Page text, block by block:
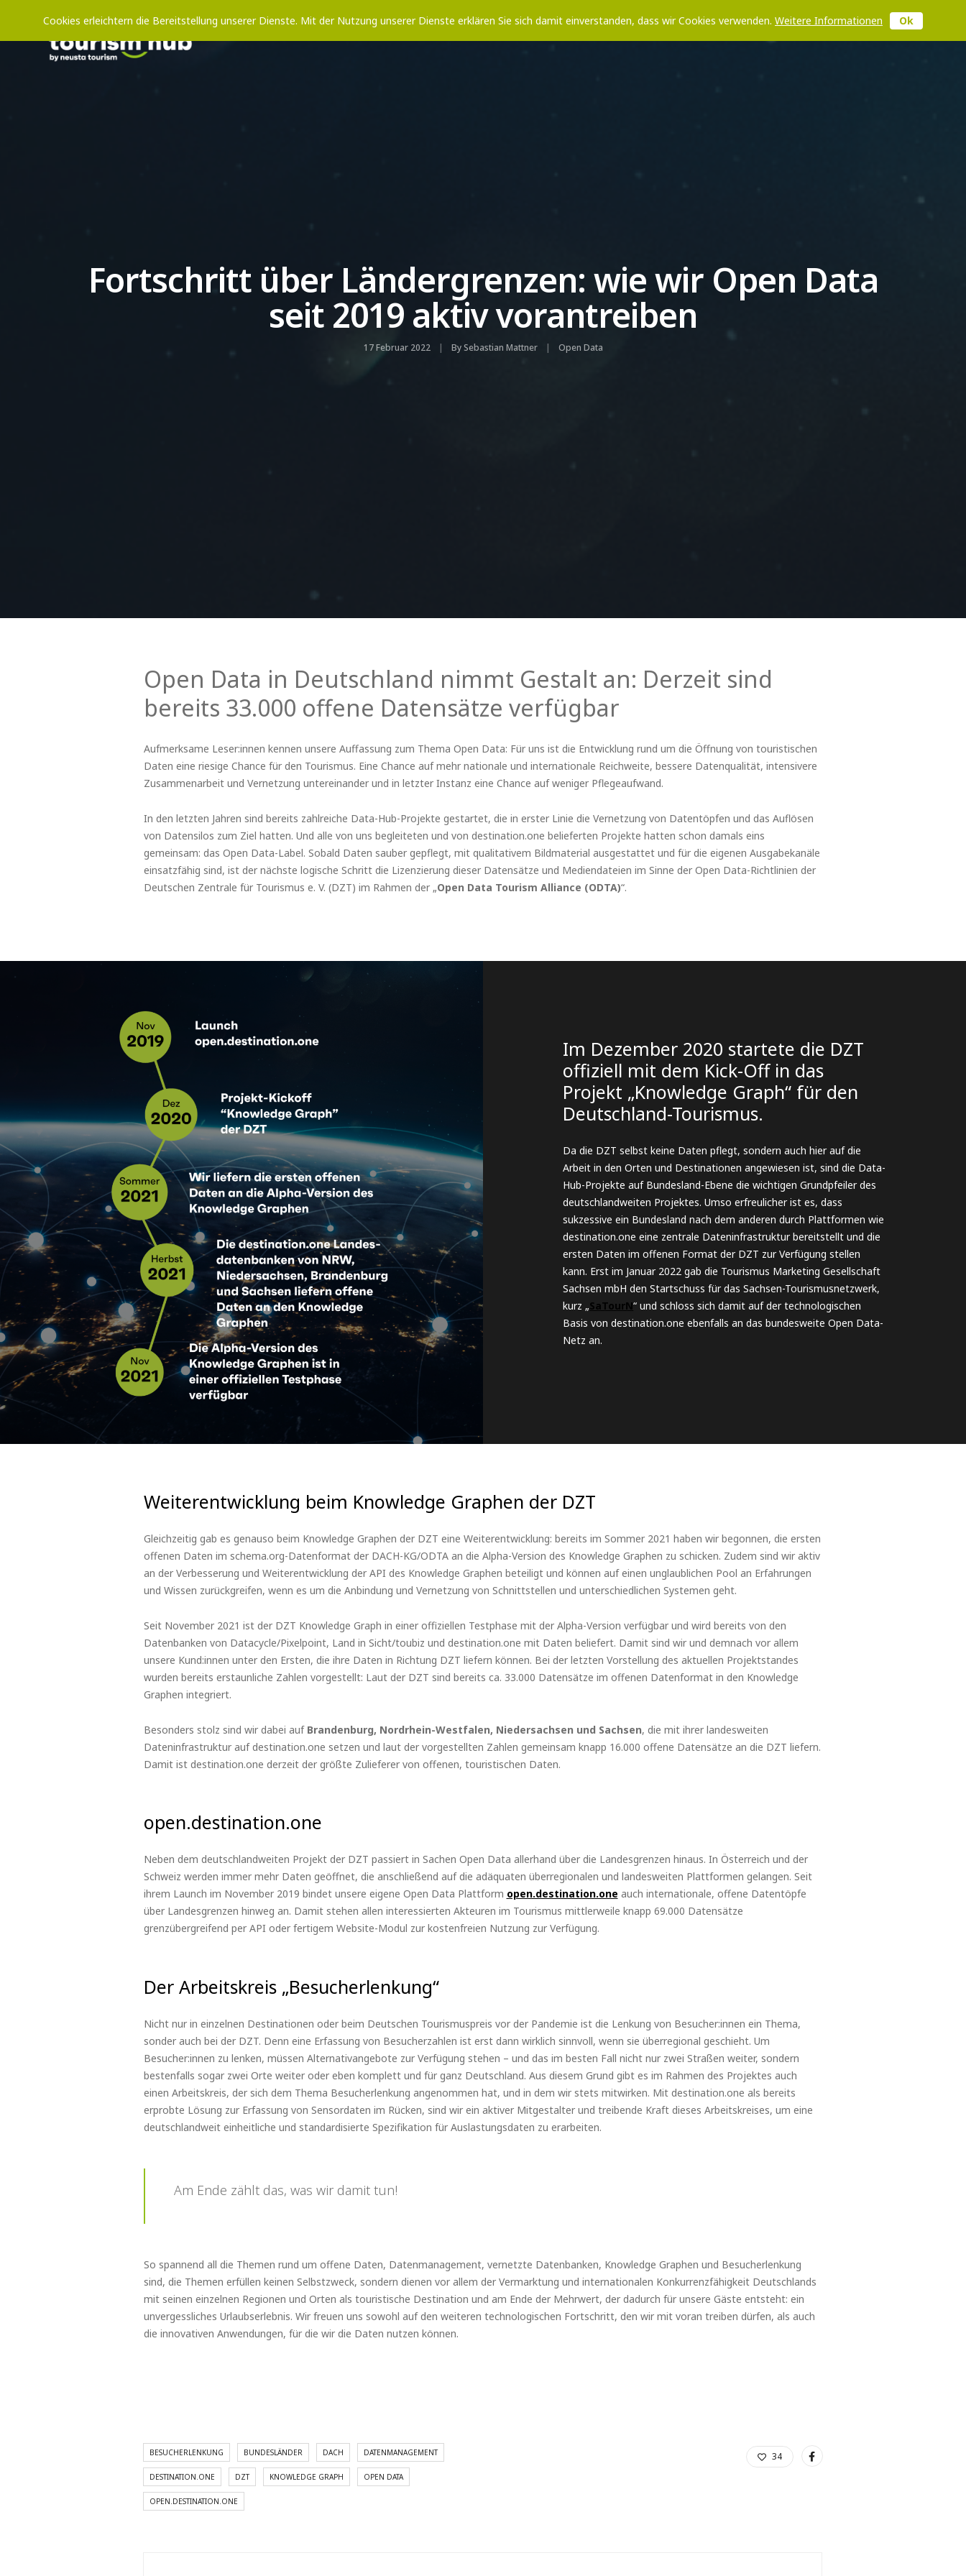
Fortschritt über Ländergrenzen: wie wir Open Data
seit 2019 aktiv vorantreiben
17 Februar 2022 BySebastian Mattner Open Data
Open Data in Deutschland nimmt Gestalt an: Derzeit sind
bereits 33.000 offene Datensätze verfügbar
Aufmerksame Leser:innen kennen unsere Auffassung zum Thema Open Data: Für uns ist die Entwicklung rund um die Öffnung von touristischen
Daten eine riesige Chance für den Tourismus. Eine Chance auf mehr nationale und internationale Reichweite, bessere Datenqualität, intensivere
Zusammenarbeit und Vernetzung untereinander und in letzter Instanz eine Chance auf weniger Pflegeaufwand.
In den letzten Jahren sind bereits zahlreiche Data-Hub-Projekte gestartet, die in erster Linie die Vernetzung von Datentöpfen und das Auflösen
von Datensilos zum Ziel hatten. Und alle von uns begleiteten und von destination.one belieferten Projekte hatten schon damals eins
gemeinsam: das Open Data-Label. Sobald Daten sauber gepflegt, mit qualitativem Bildmaterial ausgestattet und für die eigenen Ausgabekanäle
einsatzfähig sind, ist der nächste logische Schritt die Lizenzierung dieser Datensätze und Mediendateien im Sinne der Open Data-Richtlinien der
Deutschen Zentrale für Tourismus e. V. (DZT) im Rahmen der „Open Data Tourism Alliance (ODTA)“.
Im Dezember 2020 startete die DZT
offiziell mit dem Kick-Off in das
Projekt „Knowledge Graph“ für den
Deutschland-Tourismus.
Da die DZT selbst keine Daten pflegt, sondern auch hier auf die
Arbeit in den Orten und Destinationen angewiesen ist, sind die Data-
Hub-Projekte auf Bundesland-Ebene die wichtigen Grundpfeiler des
deutschlandweiten Projektes. Umso erfreulicher ist es, dass
sukzessive ein Bundesland nach dem anderen durch Plattformen wie
destination.one eine zentrale Dateninfrastruktur bereitstellt und die
ersten Daten im offenen Format der DZT zur Verfügung stellen
kann. Erst im Januar 2022 gab die Tourismus Marketing Gesellschaft
Sachsen mbH den Startschuss für das Sachsen-Tourismusnetzwerk,
kurz „SaTourN“ und schloss sich damit auf der technologischen
Basis von destination.one ebenfalls an das bundesweite Open Data-
Netz an.
Weiterentwicklung beim Knowledge Graphen der DZT
Gleichzeitig gab es genauso beim Knowledge Graphen der DZT eine Weiterentwicklung: bereits im Sommer 2021 haben wir begonnen, die ersten
offenen Daten im schema.org-Datenformat der DACH-KG/ODTA an die Alpha-Version des Knowledge Graphen zu schicken. Zudem sind wir aktiv
an der Verbesserung und Weiterentwicklung der API des Knowledge Graphen beteiligt und können auf einen unglaublichen Pool an Erfahrungen
und Wissen zurückgreifen, wenn es um die Anbindung und Vernetzung von Schnittstellen und unterschiedlichen Systemen geht.
Seit November 2021 ist der DZT Knowledge Graph in einer offiziellen Testphase mit der Alpha-Version verfügbar und wird bereits von den
Datenbanken von Datacycle/Pixelpoint, Land in Sicht/toubiz und destination.one mit Daten beliefert. Damit sind wir und demnach vor allem
unsere Kund:innen unter den Ersten, die ihre Daten in Richtung DZT liefern können. Bei der letzten Vorstellung des aktuellen Projektstandes
wurden bereits erstaunliche Zahlen vorgestellt: Laut der DZT sind bereits ca. 33.000 Datensätze im offenen Datenformat in den Knowledge
Graphen integriert.
Besonders stolz sind wir dabei auf Brandenburg, Nordrhein-Westfalen, Niedersachsen und Sachsen, die mit ihrer landesweiten
Dateninfrastruktur auf destination.one setzen und laut der vorgestellten Zahlen gemeinsam knapp 16.000 offene Datensätze an die DZT liefern.
Damit ist destination.one derzeit der größte Zulieferer von offenen, touristischen Daten.
open.destination.one
Neben dem deutschlandweiten Projekt der DZT passiert in Sachen Open Data allerhand über die Landesgrenzen hinaus. In Österreich und der
Schweiz werden immer mehr Daten geöffnet, die anschließend auf die adäquaten überregionalen und landesweiten Plattformen gelangen. Seit
ihrem Launch im November 2019 bindet unsere eigene Open Data Plattform open.destination.one auch internationale, offene Datentöpfe
über Landesgrenzen hinweg an. Damit stehen allen interessierten Akteuren im Tourismus mittlerweile knapp 69.000 Datensätze
grenzübergreifend per API oder fertigem Website-Modul zur kostenfreien Nutzung zur Verfügung.
Der Arbeitskreis „Besucherlenkung“
Nicht nur in einzelnen Destinationen oder beim Deutschen Tourismuspreis vor der Pandemie ist die Lenkung von Besucher:innen ein Thema,
sonder auch bei der DZT. Denn eine Erfassung von Besucherzahlen ist erst dann wirklich sinnvoll, wenn sie überregional geschieht. Um
Besucher:innen zu lenken, müssen Alternativangebote zur Verfügung stehen – und das im besten Fall nicht nur zwei Straßen weiter, sondern
bestenfalls sogar zwei Orte weiter oder eben komplett und für ganz Deutschland. Aus diesem Grund gibt es im Rahmen des Projektes auch
einen Arbeitskreis, der sich dem Thema Besucherlenkung angenommen hat, und in dem wir stets mitwirken. Mit destination.one als bereits
erprobte Lösung zur Erfassung von Sensordaten im Rücken, sind wir ein aktiver Mitgestalter und treibende Kraft dieses Arbeitskreises, um eine
deutschlandweit einheitliche und standardisierte Spezifikation für Auslastungsdaten zu erarbeiten.
Am Ende zählt das, was wir damit tun!
So spannend all die Themen rund um offene Daten, Datenmanagement, vernetzte Datenbanken, Knowledge Graphen und Besucherlenkung
sind, die Themen erfüllen keinen Selbstzweck, sondern dienen vor allem der Vermarktung und internationalen Konkurrenzfähigkeit Deutschlands
mit seinen einzelnen Regionen und Orten als touristische Destination und am Ende der Mehrwert, der dadurch für unsere Gäste entsteht: ein
unvergessliches Urlaubserlebnis. Wir freuen uns sowohl auf den weiteren technologischen Fortschritt, den wir mit voran treiben dürfen, als auch
die innovativen Anwendungen, für die wir die Daten nutzen können.
BESUCHERLENKUNG BUNDESLÄNDER DACH DATENMANAGEMENT
DESTINATION.ONE DZT KNOWLEDGE GRAPH OPEN DATA
OPEN.DESTINATION.ONE
34
Cookies erleichtern die Bereitstellung unserer Dienste. Mit der Nutzung unserer Dienste erklären Sie sich damit einverstanden, dass wir Cookies verwenden. Weitere Informationen Ok